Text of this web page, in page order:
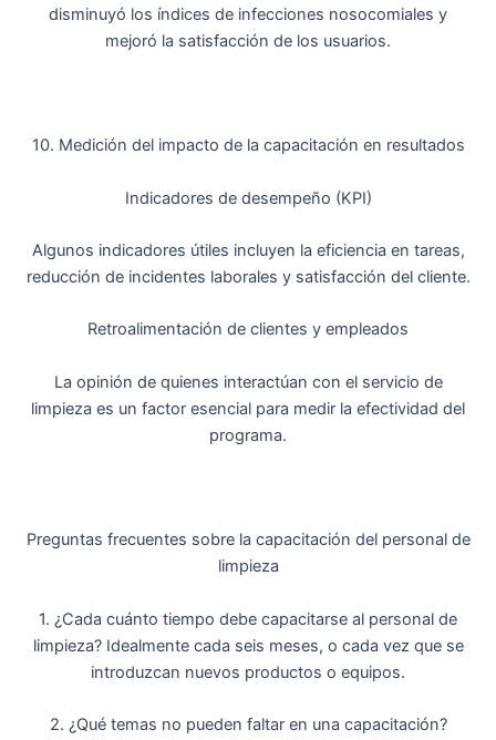
disminuyó los índices de infecciones nosocomiales y
mejoró la satisfacción de los usuarios.
10. Medición del impacto de la capacitación en resultados
Indicadores de desempeño (KPI)
Algunos indicadores útiles incluyen la eficiencia en tareas,
reducción de incidentes laborales y satisfacción del cliente.
Retroalimentación de clientes y empleados
La opinión de quienes interactúan con el servicio de
limpieza es un factor esencial para medir la efectividad del
programa.
Preguntas frecuentes sobre la capacitación del personal de
limpieza
1. ¿Cada cuánto tiempo debe capacitarse al personal de
limpieza? Idealmente cada seis meses, o cada vez que se
introduzcan nuevos productos o equipos.
2. ¿Qué temas no pueden faltar en una capacitación?